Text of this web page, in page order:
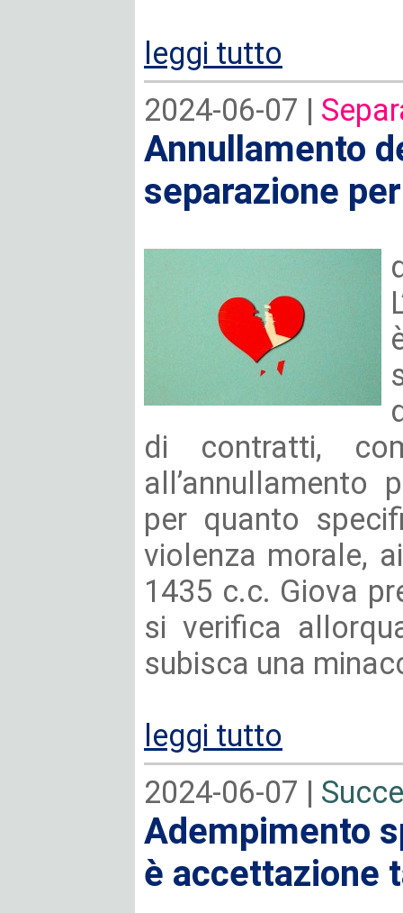
leggi tutto
2024-06-07 |
Annullamento
separazione
di contratti,
all’annullamento
per quanto
violenza morale,
1435 c.c. Giova
si verifica
subisca una
leggi tutto
2024-06-07 |
Adempimento
è accettazione